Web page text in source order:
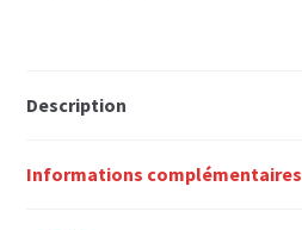
Description
Informations complémentaires